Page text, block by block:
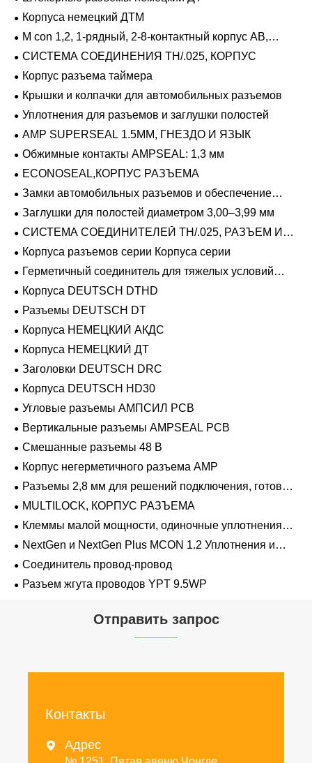
Корпуса немецкий ДТМ
M con 1,2, 1-рядный, 2-8-контактный корпус AB,
герметичный
СИСТЕМА СОЕДИНЕНИЯ TH/.025, КОРПУС
Корпус разъема таймера
Крышки и колпачки для автомобильных разъемов
Уплотнения для разъемов и заглушки полостей
AMP SUPERSEAL 1.5MM, ГНЕЗДО И ЯЗЫК
Обжимные контакты AMPSEAL: 1,3 мм
ECONOSEAL,КОРПУС РАЗЪЕМА
Замки автомобильных разъемов и обеспечение
положения
Заглушки для полостей диаметром 3,00–3,99 мм
СИСТЕМА СОЕДИНИТЕЛЕЙ TH/.025, РАЗЪЕМ И
ВКЛАДЫШ
Корпуса разъемов серии Корпуса серии
Герметичный соединитель для тяжелых условий
эксплуатации Фиксирующие направляющие серии
Корпуса DEUTSCH DTHD
Разъемы DEUTSCH DT
Корпуса НЕМЕЦКИЙ АКДС
Корпуса НЕМЕЦКИЙ ДТ
Заголовки DEUTSCH DRC
Корпуса DEUTSCH HD30
Угловые разъемы АМПСИЛ PCB
Вертикальные разъемы AMPSEAL PCB
Смешанные разъемы 48 В
Корпус негерметичного разъема AMP
Разъемы 2,8 мм для решений подключения, готовых
к напряжению 48 В
MULTILOCK, КОРПУС РАЗЪЕМА
Клеммы малой мощности, одиночные уплотнения
проводов 1,2 мм-2,8 мм
NextGen и NextGen Plus MCON 1.2 Уплотнения и
заглушки для полостей с одинарной проволокой с
замком-копьем
Соединитель провод-провод
Разъем жгута проводов YPT 9.5WP
Отправить запрос
Контакты
 Адрес